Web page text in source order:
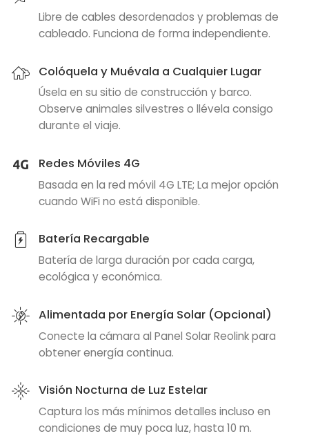
Libre de cables desordenados y problemas de
cableado. Funciona de forma independiente.
Colóquela y Muévala a Cualquier Lugar
Úsela en su sitio de construcción y barco.
Observe animales silvestres o llévela consigo
durante el viaje.
Redes Móviles 4G
Basada en la red móvil 4G LTE; La mejor opción
cuando WiFi no está disponible.
Batería Recargable
Batería de larga duración por cada carga,
ecológica y económica.
Alimentada por Energía Solar (Opcional)
Conecte la cámara al Panel Solar Reolink para
obtener energía continua.
Visión Nocturna de Luz Estelar
Captura los más mínimos detalles incluso en
condiciones de muy poca luz, hasta 10 m.